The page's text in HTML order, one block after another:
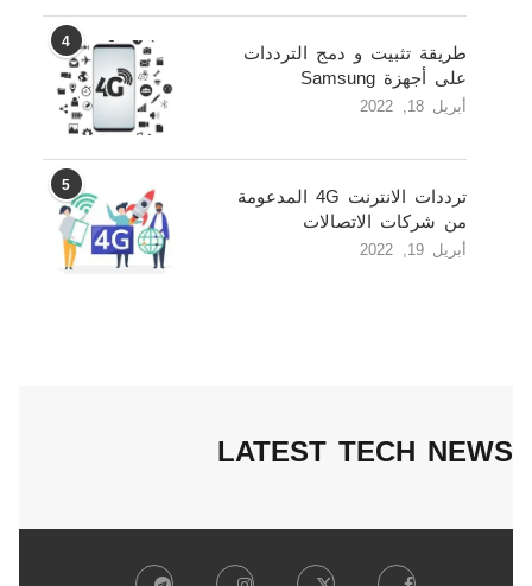
4
طريقة تثبيت و دمج الترددات
على أجهزة Samsung
أبريل 18, 2022
5
ترددات الانترنت 4G المدعومة
من شركات الاتصالات
أبريل 19, 2022
LATEST TECH NEWS